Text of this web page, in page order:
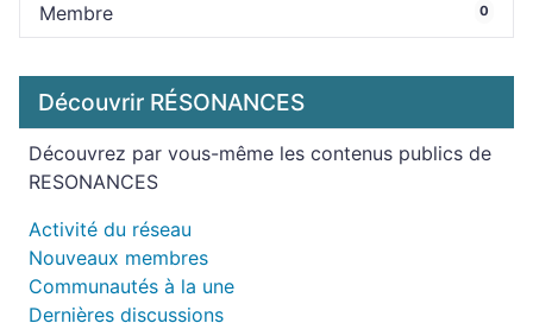
Membre 0
Découvrir RÉSONANCES
Découvrez par vous-même les contenus publics de
RESONANCES
Activité du réseau
Nouveaux membres
Communautés à la une
Dernières discussions